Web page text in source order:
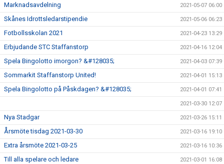
Marknadsavdelning 2021-05-07 06:00
Skånes Idrottsledarstipendie 2021-05-06 06:23
Fotbollsskolan 2021 2021-04-23 13:29
Erbjudande STC Staffanstorp 2021-04-16 12:04
Spela Bingolotto imorgon? &#128035; 2021-04-03 07:39
Sommarkit Staffanstorp United! 2021-04-01 15:13
Spela Bingolotto på Påskdagen? &#128035; 2021-04-01 07:41
2021-03-30 12:07
Nya Stadgar 2021-03-26 15:11
Årsmöte tisdag 2021-03-30 2021-03-16 19:10
Extra årsmöte 2021-03-25 2021-03-16 10:36
Till alla spelare och ledare 2021-03-01 16:08